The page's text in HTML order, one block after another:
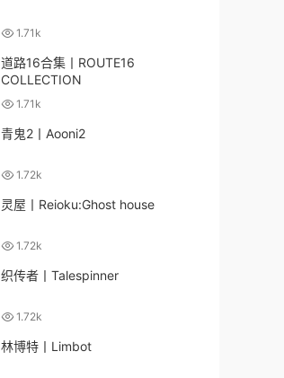
1.71k
道路16合集丨ROUTE16
COLLECTION
1.71k
青鬼2丨Aooni2
1.72k
灵屋丨Reioku:Ghost house
1.72k
织传者丨Talespinner
1.72k
林博特丨Limbot